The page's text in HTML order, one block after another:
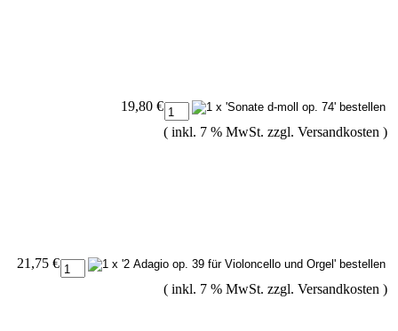
19,80 €
( inkl. 7 % MwSt. zzgl. Versandkosten )
21,75 €
( inkl. 7 % MwSt. zzgl. Versandkosten )